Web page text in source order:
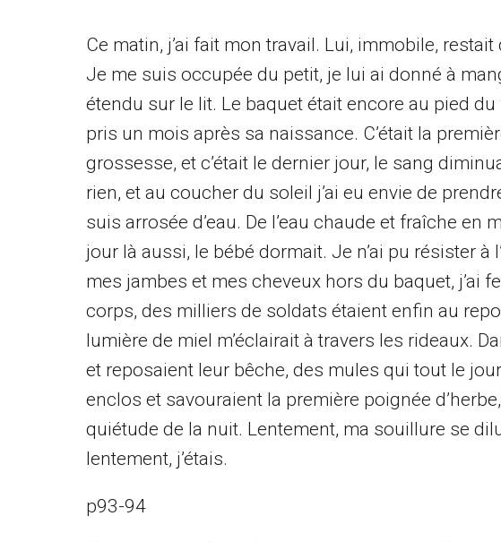
Ce matin, j’ai fait mon travail. Lui, immobile,
Je me suis occupée du petit, je lui ai donné à
étendu sur le lit. Le baquet était encore au pied
pris un mois après sa naissance. C’était la
grossesse, et c’était le dernier jour, le sang
rien, et au coucher du soleil j’ai eu envie de
suis arrosée d’eau. De l’eau chaude et fraîche en
jour là aussi, le bébé dormait. Je n’ai pu résister à
mes jambes et mes cheveux hors du baquet, j’ai
corps, des milliers de soldats étaient enfin au
lumière de miel m’éclairait à travers les rideaux.
et reposaient leur bêche, des mules qui tout le
enclos et savouraient la première poignée
quiétude de la nuit. Lentement, ma souillure se
lentement, j’étais.
p93-94